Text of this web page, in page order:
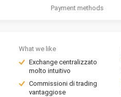
Payment methods
What we like
Exchange centralizzato
molto intuitivo
Commissioni di trading
vantaggiose